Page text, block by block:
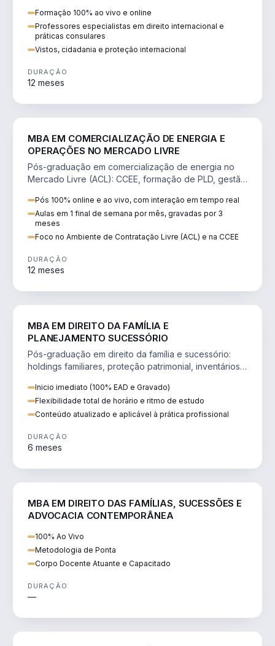
Formação 100% ao vivo e online
Professores especialistas em direito internacional e
práticas consulares
Vistos, cidadania e proteção internacional
DURAÇÃO
12 meses
MBA EM COMERCIALIZAÇÃO DE ENERGIA E
OPERAÇÕES NO MERCADO LIVRE
Pós-graduação em comercialização de energia no
Mercado Livre (ACL): CCEE, formação de PLD, gestão
Pós 100% online e ao vivo, com interação em tempo real
Aulas em 1 final de semana por mês, gravadas por 3
meses
Foco no Ambiente de Contratação Livre (ACL) e na CCEE
DURAÇÃO
12 meses
MBA EM DIREITO DA FAMÍLIA E
PLANEJAMENTO SUCESSÓRIO
Pós-graduação em direito da família e sucessório:
holdings familiares, proteção patrimonial, inventários
Inicio imediato (100% EAD e Gravado)
Flexibilidade total de horário e ritmo de estudo
Conteúdo atualizado e aplicável à prática profissional
DURAÇÃO
6 meses
MBA EM DIREITO DAS FAMÍLIAS, SUCESSÕES E
ADVOCACIA CONTEMPORÂNEA
100% Ao Vivo
Metodologia de Ponta
Corpo Docente Atuante e Capacitado
DURAÇÃO
—